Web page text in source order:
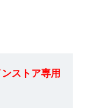
ストア専用